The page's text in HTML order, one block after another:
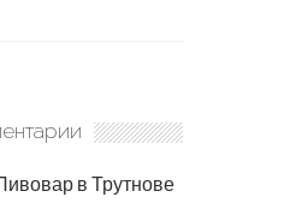
в Трутнове